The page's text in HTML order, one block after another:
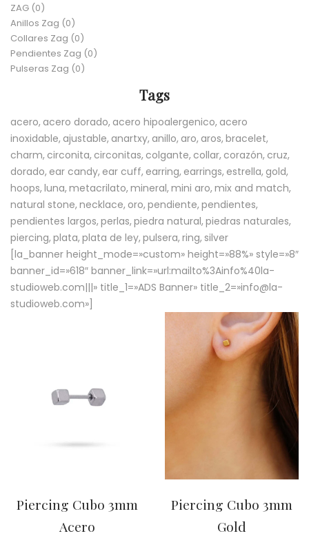
ZAG (0)
Anillos Zag (0)
Collares Zag (0)
Pendientes Zag (0)
Pulseras Zag (0)
Tags
acero acero dorado acero hipoalergenico acero
inoxidable ajustable anartxy anillo aro aros bracelet
charm circonita circonitas colgante collar corazón cruz
dorado ear candy ear cuff earring earrings estrella gold
hoops luna metacrilato mineral mini aro mix and match
natural stone necklace oro pendiente pendientes
pendientes largos perlas piedra natural piedras naturales
piercing plata plata de ley pulsera ring silver
[la_banner height_mode=»custom» height=»88%» style=»8″
banner_id=»618″ banner_link=»url:mailto%3Ainfo%40la-
studioweb.com|||» title_1=»ADS Banner» title_2=»info@la-
studioweb.com»]
Piercing Cubo 3mm
Acero
Piercing Cubo 3mm
Gold